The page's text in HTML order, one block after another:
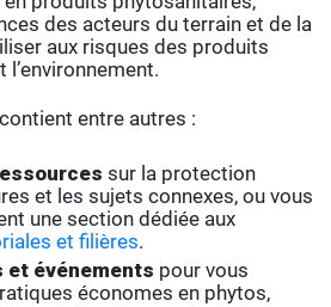
des acteurs du terrain et de la
aux risques des produits
entre autres :
sur la protection
et les sujets connexes, ou vous
une section dédiée aux
et filières.
événements pour vous
économes en phytos,